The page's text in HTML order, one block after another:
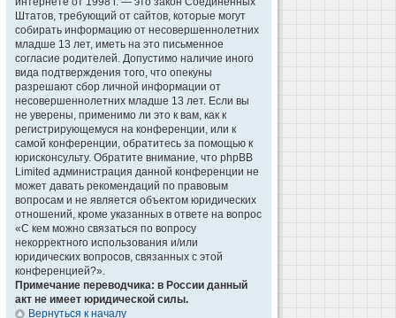
Штатов, требующий от сайтов, которые могут
собирать информацию от несовершеннолетних
младше 13 лет, иметь на это письменное
согласие родителей. Допустимо наличие иного
вида подтверждения того, что опекуны
разрешают сбор личной информации от
несовершеннолетних младше 13 лет. Если вы
не уверены, применимо ли это к вам, как к
регистрирующемуся на конференции, или к
самой конференции, обратитесь за помощью к
юрисконсульту. Обратите внимание, что phpBB
Limited администрация данной конференции не
может давать рекомендаций по правовым
вопросам и не является объектом юридических
отношений, кроме указанных в ответе на вопрос
«С кем можно связаться по вопросу
некорректного использования и/или
юридических вопросов, связанных с этой
конференцией?».
Примечание переводчика: в России данный
акт не имеет юридической силы.
Вернуться к началу